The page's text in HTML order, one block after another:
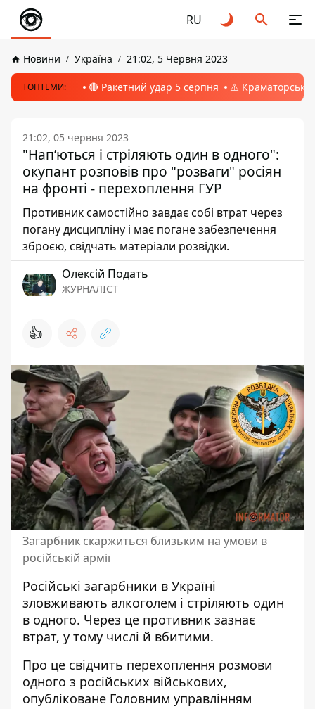
RU
Новини Україна 21:02, 5 Червня 2023
ТОПТЕМИ: 🔴 Ракетний удар 5 серпня ⚠️ Краматорськ,
21:02, 05 червня 2023
"Напʼються і стріляють один в одного":
окупант розповів про "розваги" росіян
на фронті - перехоплення ГУР
Противник самостійно завдає собі втрат через
погану дисципліну і має погане забезпечення
зброєю, свідчать матеріали розвідки.
Олексій Подать
ЖУРНАЛІСТ
👍
Загарбник скаржиться близьким на умови в
російській армії
Російські загарбники в Україні
зловживають алкоголем і стріляють один
в одного. Через це противник зазнає
втрат, у тому числі й вбитими.
Про це свідчить перехоплення розмови
одного з російських військових,
опубліковане Головним управлінням